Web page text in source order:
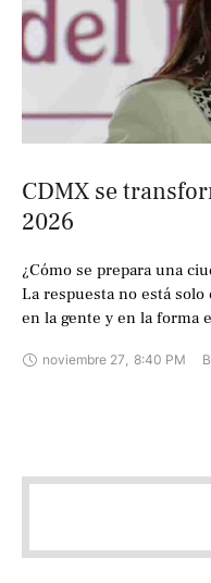
CDMX se
2026
¿Cómo se prepara una
La respuesta no está
en la gente y en la forma
noviembre 27, 8:40 PM